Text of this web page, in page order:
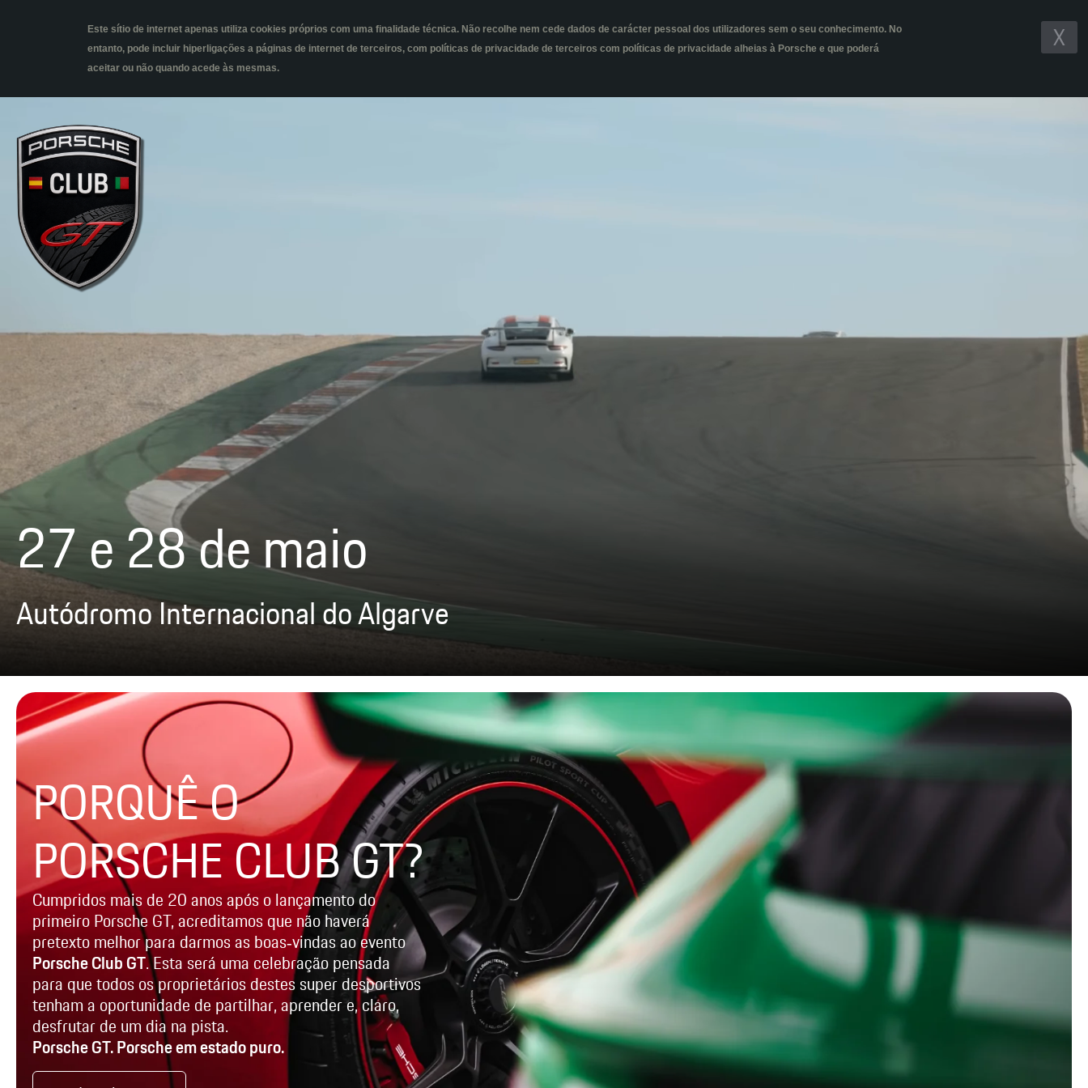
Este sítio de internet apenas utiliza cookies próprios com uma finalidade técnica. Não recolhe nem cede dados de carácter pessoal dos utilizadores sem o seu conhecimento. No
entanto, pode incluir hiperligações a páginas de internet de terceiros, com políticas de privacidade de terceiros com políticas de privacidade alheias à Porsche e que poderá
aceitar ou não quando acede às mesmas.
Inscrição
27 e 28 de maio
Autódromo Internacional do Algarve
PORQUÊ O
PORSCHE CLUB GT?
Cumpridos mais de 20 anos após o lançamento do
primeiro Porsche GT, acreditamos que não haverá
pretexto melhor para darmos as boas‑vindas ao evento
Porsche Club GT. Esta será uma celebração pensada
para que todos os proprietários destes super desportivos
tenham a oportunidade de partilhar, aprender e, claro,
desfrutar de um dia na pista.
Porsche GT. Porsche em estado puro.